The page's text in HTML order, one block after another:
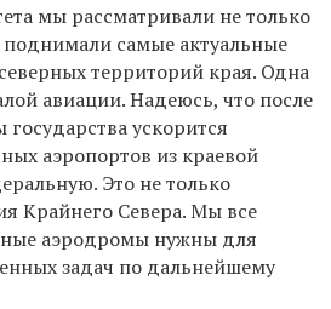
мы рассматривали не только
самые актуальные
территорий края. Одна
авиации. Надеюсь, что после
ускорится
аэропортов из краевой
Это не только
Крайнего Севера. Мы все
аэродромы нужны для
задач по дальнейшему